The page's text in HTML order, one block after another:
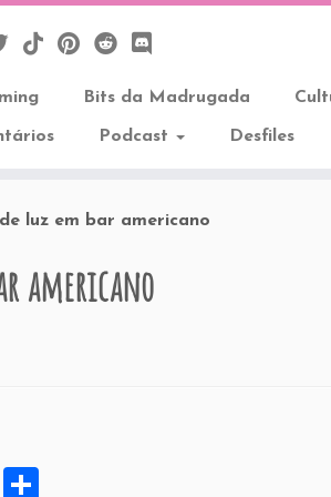
Bits da Madrugada
Podcast Desfiles
luz em bar americano
americano